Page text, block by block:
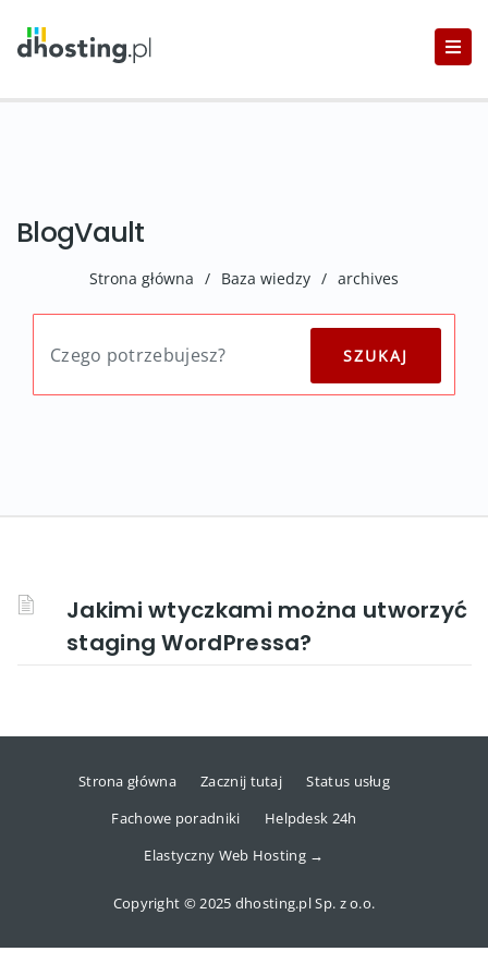
BlogVault
Strona główna / Baza wiedzy / archives
Jakimi wtyczkami można utworzyć
staging WordPressa?
Strona główna Zacznij tutaj
Status usług
Fachowe poradniki
Helpdesk 24h
Elastyczny Web Hosting →
Copyright © 2025 dhosting.pl Sp. z o.o.